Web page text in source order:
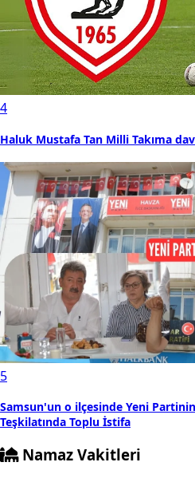
4
Haluk Mustafa Tan Milli Takıma
5
Samsun'un o ilçesinde Yeni Partinin
Teşkilatında Toplu İstifa
Namaz Vakitleri